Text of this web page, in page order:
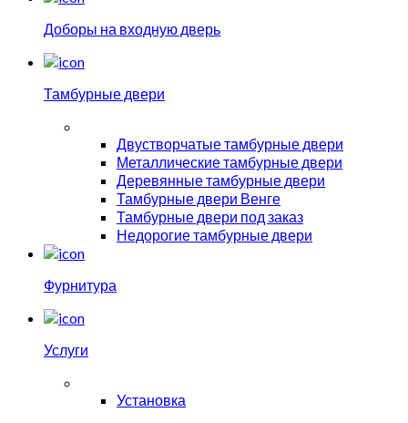
Доборы на входную дверь
Тамбурные двери
Двустворчатые тамбурные двери
Металлические тамбурные двери
Деревянные тамбурные двери
Тамбурные двери Венге
Тамбурные двери под заказ
Недорогие тамбурные двери
Фурнитура
Услуги
Установка